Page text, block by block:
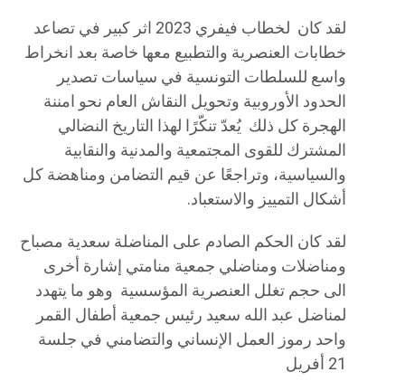
لقد كان لخطاب فيفري 2023 اثر كبير في تصاعد
خطابات العنصرية والتطبيع معها خاصة بعد انخراط
واسع للسلطات التونسية في سياسات تصدير
الحدود الأوروبية وتحويل النقاش العام نحو امننة
الهجرة كل ذلك يُعدّ تنكّرًا لهذا التاريخ النضالي
المشترك للقوى المجتمعية والمدنية والنقابية
والسياسية، وتراجعًا عن قيم التضامن ومناهضة كل
أشكال التمييز والاستعباد.
لقد كان الحكم الصادم على المناضلة سعدية مصباح
ومناضلات ومناضلي جمعية منامتي إشارة أخرى
الى حجم تغلل العنصرية المؤسسية وهو ما يتهدد
لمناضل عبد الله سعيد رئيس جمعية أطفال القمر
واحد رموز العمل الإنساني والتضامني في جلسة
21 أفريل